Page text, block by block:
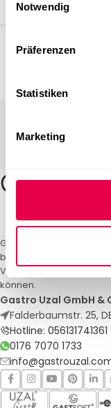
Notwendig
Präferenzen
Statistiken
Marketing
Gastro Uzal – Ihr
bieten
Veranstaltungen.
können.
Gastro Uzal GmbH &
Falderbaumstr. 25,
Hotline: 056131741361
0176 7070 1733